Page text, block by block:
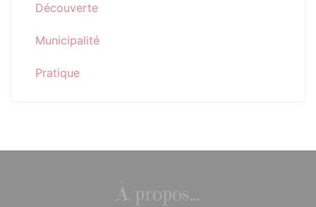
Découverte
Municipalité
Pratique
À propos...